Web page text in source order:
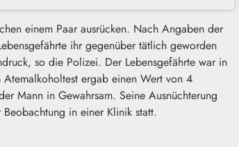
einem Paar ausrücken. Nach Angaben der
ihr gegenüber tätlich geworden
so die Polizei. Der Lebensgefährte war in
ergab einen Wert von 4
Mann in Gewahrsam. Seine Ausnüchterung
in einer Klinik statt.